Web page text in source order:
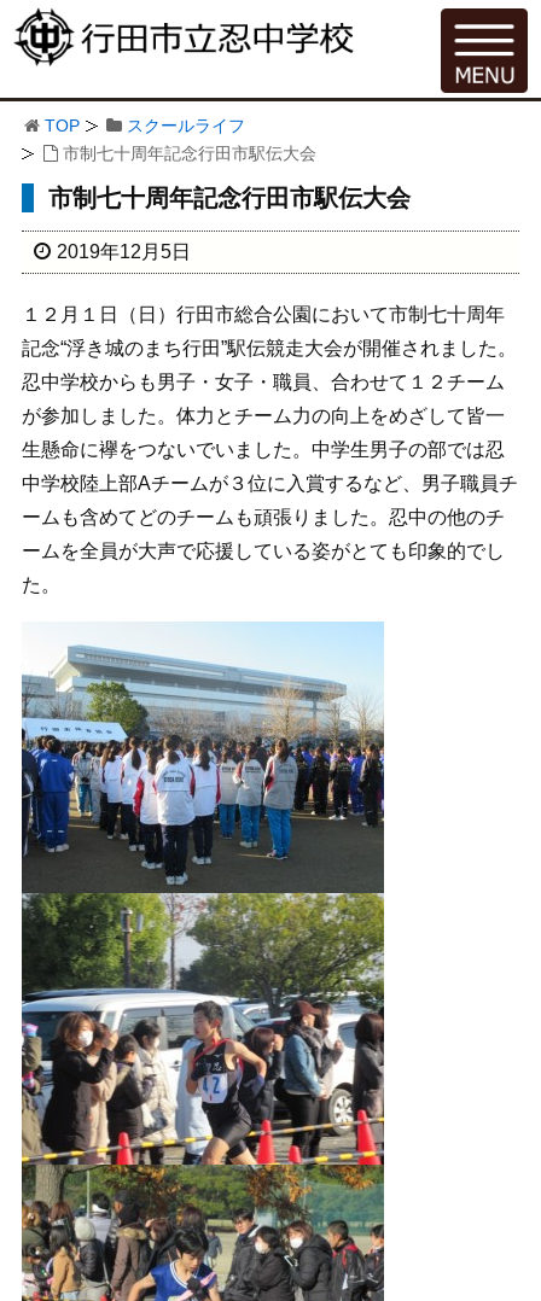
TOP
スクールライフ
市制七十周年記念行田市駅伝大会
市制七十周年記念行田市駅伝大会
2019年12月5日
１２月１日（日）行田市総合公園において市制七十周年
記念“浮き城のまち行田”駅伝競走大会が開催されました。
忍中学校からも男子・女子・職員、合わせて１２チーム
が参加しました。体力とチーム力の向上をめざして皆一
生懸命に襷をつないでいました。中学生男子の部では忍
中学校陸上部Aチームが３位に入賞するなど、男子職員チ
ームも含めてどのチームも頑張りました。忍中の他のチ
ームを全員が大声で応援している姿がとても印象的でし
た。